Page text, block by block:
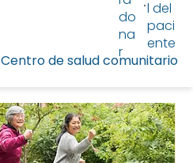
Centro de salud comunitario
do
na
r
l del
paci
ente